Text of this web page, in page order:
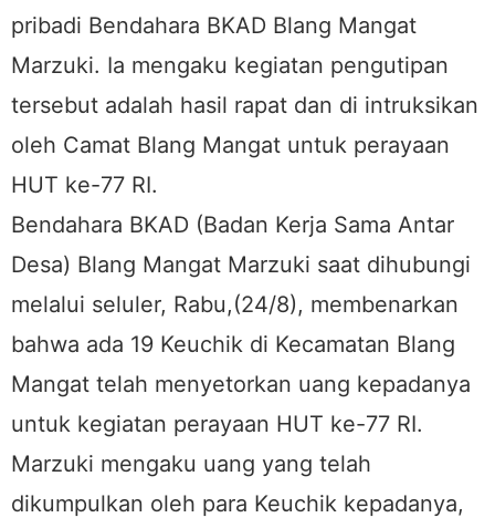
pribadi Bendahara BKAD Blang Mangat
Marzuki. Ia mengaku kegiatan pengutipan
tersebut adalah hasil rapat dan di intruksikan
oleh Camat Blang Mangat untuk perayaan
HUT ke-77 RI.
Bendahara BKAD (Badan Kerja Sama Antar
Desa) Blang Mangat Marzuki saat dihubungi
melalui seluler, Rabu,(24/8), membenarkan
bahwa ada 19 Keuchik di Kecamatan Blang
Mangat telah menyetorkan uang kepadanya
untuk kegiatan perayaan HUT ke-77 RI.
Marzuki mengaku uang yang telah
dikumpulkan oleh para Keuchik kepadanya,